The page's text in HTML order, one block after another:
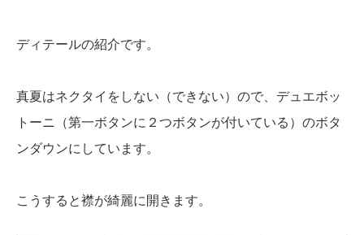
ディテールの紹介です。
真夏はネクタイをしない（できない）ので、デュエボッ
トーニ（第一ボタンに２つボタンが付いている）のボタ
ンダウンにしています。
こうすると襟が綺麗に開きます。